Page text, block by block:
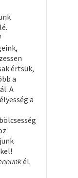
értsük,
a
A
a
él.